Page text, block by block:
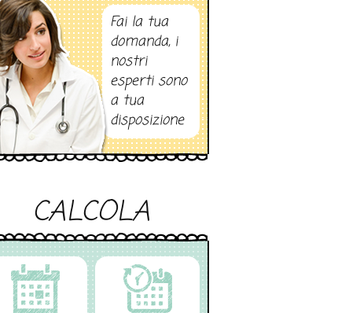
Fai la tua
domanda, i
nostri
esperti sono
a tua
disposizione
CALCOLA